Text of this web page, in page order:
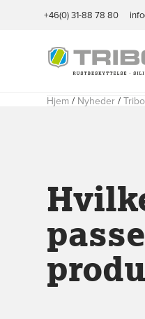
+46(0) 31-88 78 80
Hjem / Nyheder /